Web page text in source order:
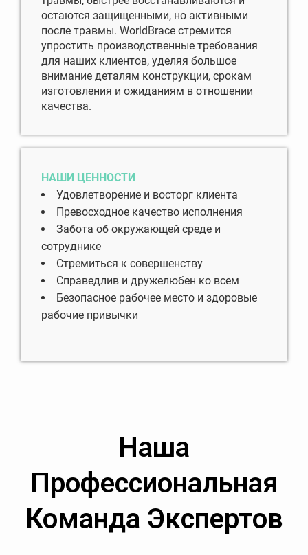
остаются защищенными, но активными
после травмы. WorldBrace стремится
упростить производственные требования
для наших клиентов, уделяя большое
внимание деталям конструкции, срокам
изготовления и ожиданиям в отношении
качества.
НАШИ ЦЕННОСТИ
Удовлетворение и восторг клиента
Превосходное качество исполнения
Забота об окружающей среде и
сотруднике
Стремиться к совершенству
Справедлив и дружелюбен ко всем
Безопасное рабочее место и здоровые
рабочие привычки
Наша
Профессиональная
Команда Экспертов